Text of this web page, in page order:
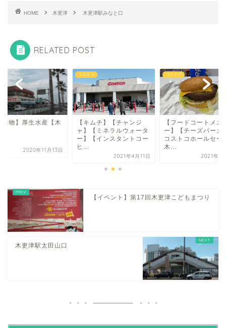
HOME 木更津 木更津駅みなと口
RELATED POST
産物】厚生水産【木
2020年11月13日
コストコ
【キムチ】【チャンジ
ャ】【ミネラルウォータ
ー】【インスタントコー
ヒ...
2021年4月11日
コストコ
【フードコートメニ
ー】【チーズバーガ
コストコホールセー
木...
2021年6
【イベント】第17回木更津こどもまつり
木更津駅太田山口